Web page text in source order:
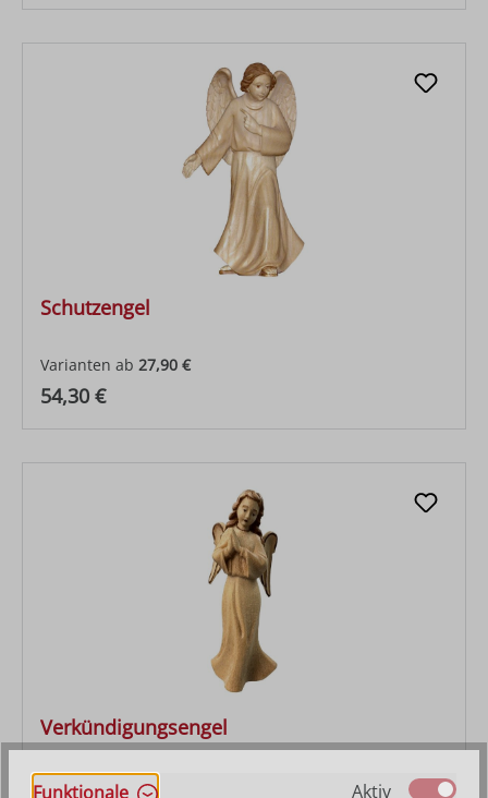
Schutzengel
Varianten ab 27,90 €
Regulärer Preis:
54,30 €
Verkündigungsengel
Varianten ab 27,90 €
Funktionale Aktiv